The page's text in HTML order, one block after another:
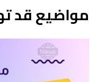
مواضيع قد